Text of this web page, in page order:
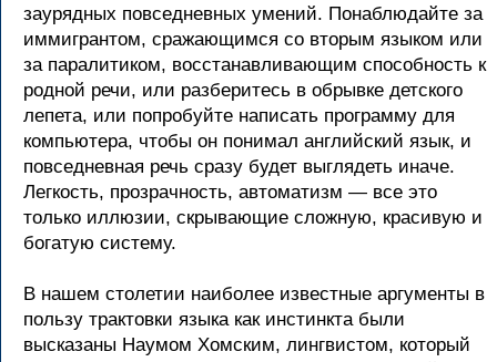
заурядных повседневных умений. Понаблюдайте за
иммигрантом, сражающимся со вторым языком или
за паралитиком, восстанавливающим способность к
родной речи, или разберитесь в обрывке детского
лепета, или попробуйте написать программу для
компьютера, чтобы он понимал английский язык, и
повседневная речь сразу будет выглядеть иначе.
Легкость, прозрачность, автоматизм — все это
только иллюзии, скрывающие сложную, красивую и
богатую систему.
В нашем столетии наиболее известные аргументы в
пользу трактовки языка как инстинкта были
высказаны Наумом Хомским, лингвистом, который